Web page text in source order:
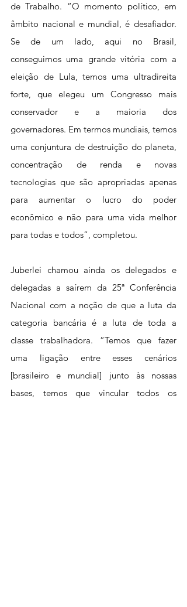
de Trabalho. “O momento político, em
âmbito nacional e mundial, é desafiador.
Se de um lado, aqui no Brasil,
conseguimos uma grande vitória com a
eleição de Lula, temos uma ultradireita
forte, que elegeu um Congresso mais
conservador e a maioria dos
governadores. Em termos mundiais, temos
uma conjuntura de destruição do planeta,
concentração de renda e novas
tecnologias que são apropriadas apenas
para aumentar o lucro do poder
econômico e não para uma vida melhor
para todas e todos”, completou.
Juberlei chamou ainda os delegados e
delegadas a saírem da 25ª Conferência
Nacional com a noção de que a luta da
categoria bancária é a luta de toda a
classe trabalhadora. “Temos que fazer
uma ligação entre esses cenários
[brasileiro e mundial] junto às nossas
bases, temos que vincular todos os